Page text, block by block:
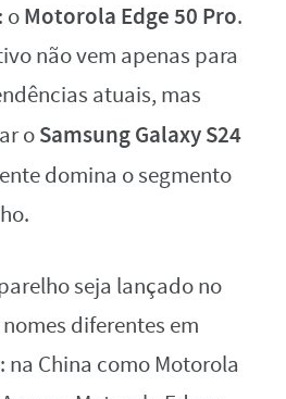
oMotorola Edge 50 Pro.
não vem apenas para
atuais, mas
oSamsung Galaxy S24
domina o segmento
seja lançado no
diferentes em
China como Motorola